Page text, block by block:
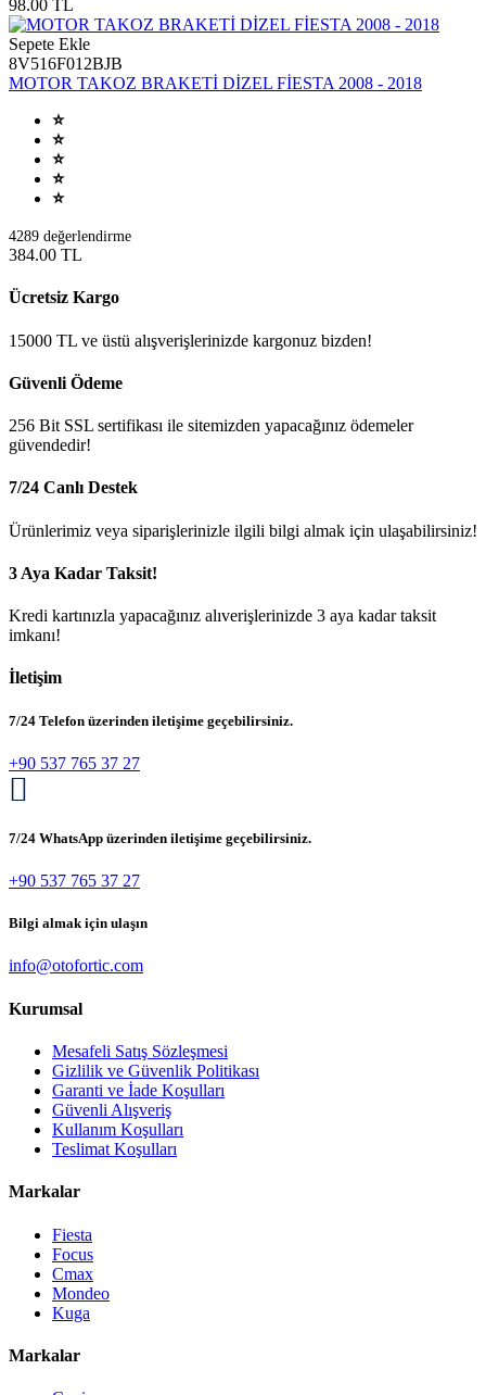
98.00 TL
Sepete Ekle
8V516F012BJB
MOTOR TAKOZ BRAKETİ DİZEL FİESTA 2008 - 2018
4289 değerlendirme
384.00 TL
Ücretsiz Kargo
15000 TL ve üstü alışverişlerinizde kargonuz bizden!
Güvenli Ödeme
256 Bit SSL sertifikası ile sitemizden yapacağınız ödemeler
güvendedir!
7/24 Canlı Destek
Ürünlerimiz veya siparişlerinizle ilgili bilgi almak için ulaşabilirsiniz!
3 Aya Kadar Taksit!
Kredi kartınızla yapacağınız alıverişlerinizde 3 aya kadar taksit
imkanı!
İletişim
7/24 Telefon üzerinden iletişime geçebilirsiniz.
+90 537 765 37 27
7/24 WhatsApp üzerinden iletişime geçebilirsiniz.
+90 537 765 37 27
Bilgi almak için ulaşın
info@otofortic.com
Kurumsal
Mesafeli Satış Sözleşmesi
Gizlilik ve Güvenlik Politikası
Garanti ve İade Koşulları
Güvenli Alışveriş
Kullanım Koşulları
Teslimat Koşulları
Markalar
Fiesta
Focus
Cmax
Mondeo
Kuga
Markalar